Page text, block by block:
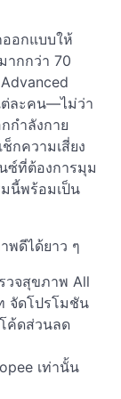
อกแบบให้
ากกว่า 70
ต่ละคน—ไม่ว่า
กำลังกาย
กความเสี่ยง
ซ์ที่ต้องการมุม
นี้พร้อมเป็น
พดีได้ยาว ๆ
วจสุขภาพ All
จัดโปรโมชัน
ค้ดส่วนลด
เท่านั้น